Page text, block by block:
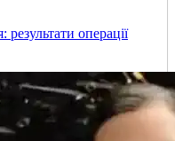
результати операції